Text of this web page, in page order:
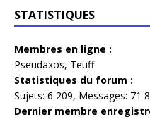
STATISTIQUES
Membres en ligne :
Pseudaxos, Teuff
Statistiques du forum :
Sujets: 6 209, Messages: 71
Dernier membre